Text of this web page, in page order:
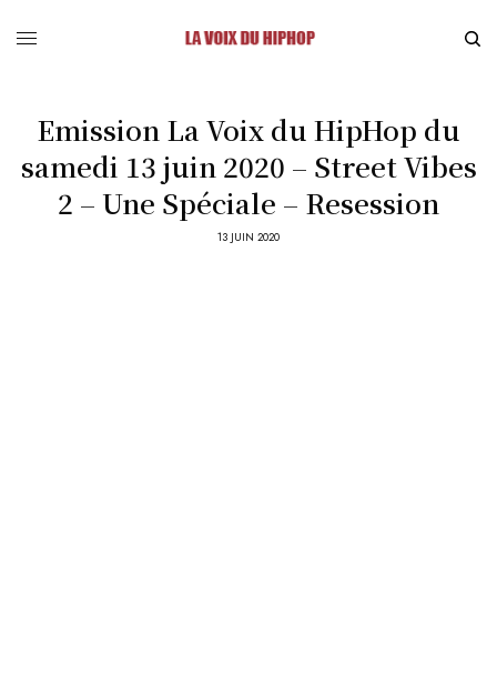
Emission La Voix du HipHop du
samedi 13 juin 2020 – Street Vibes
2 – Une Spéciale – Resession
13 JUIN 2020